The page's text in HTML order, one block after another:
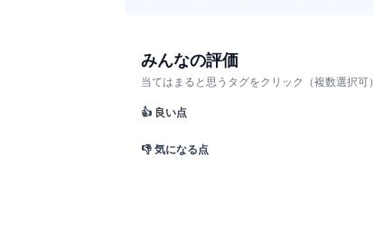
みんなの評価
当てはまると思うタグをクリック（複数選択可）
👍 良い点
👎 気になる点